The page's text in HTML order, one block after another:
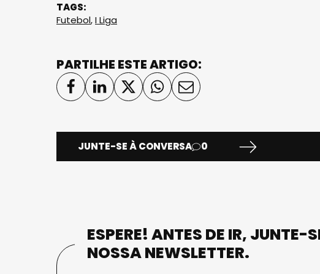
TAGS:
Futebol,I Liga
PARTILHE ESTE ARTIGO:
JUNTE-SE À CONVERSA 0
ESPERE! ANTES DE IR, JUNTE-
NOSSA NEWSLETTER.